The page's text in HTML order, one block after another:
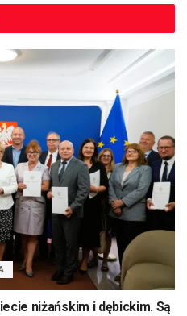
niżańskim i dębickim. Są